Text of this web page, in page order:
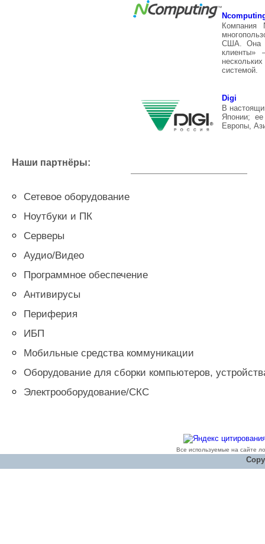
Компания
США. Она
клиенты»
системой.
Digi
В
Японии;
Европы,
Наши партнёры:
Сетевое оборудование
Ноутбуки и ПК
Серверы
Аудио/Видео
Программное обеспечение
Антивирусы
Периферия
ИБП
Мобильные средства коммуникации
Оборудование для сборки компьютеров,
Электрооборудование/СКС
Все используемые на сайте